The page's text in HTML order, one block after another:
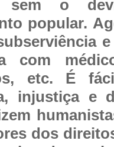
sem o
popular.
com
etc. É
injustiça e
dos